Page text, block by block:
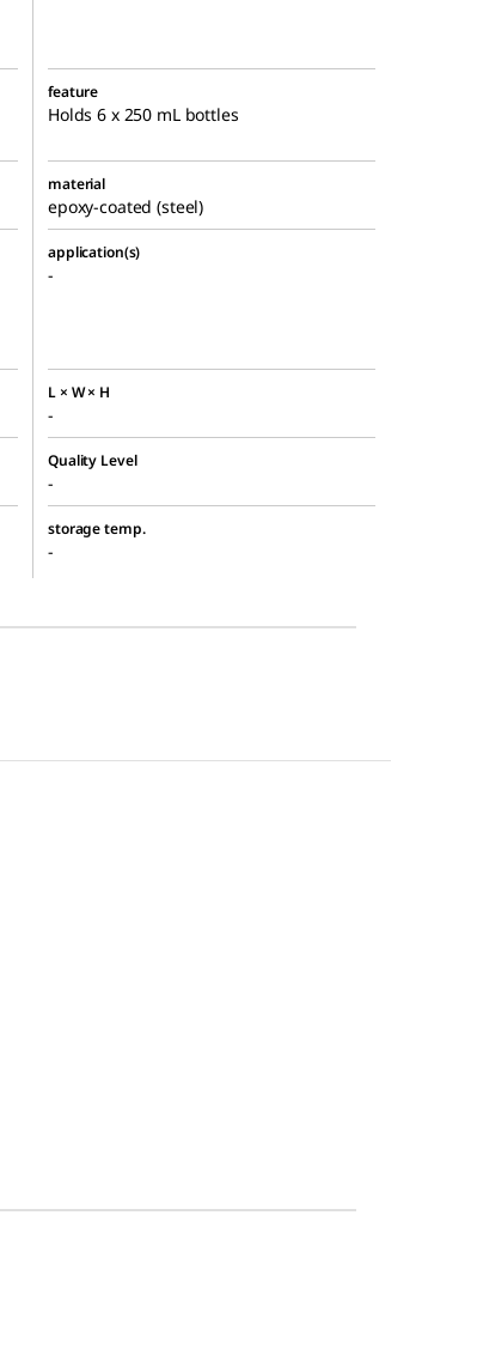
feature
Holds 6 x 250 mL bottles
material
epoxy-coated (steel)
application(s)
-
L × W × H
-
Quality Level
-
storage temp.
-